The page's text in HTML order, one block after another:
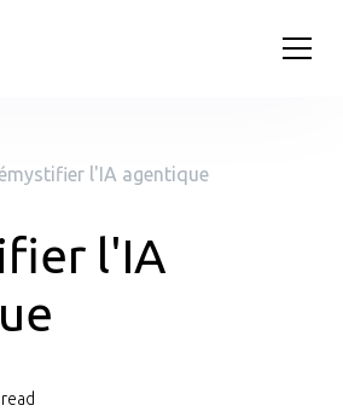
l'IA agentique
l'IA